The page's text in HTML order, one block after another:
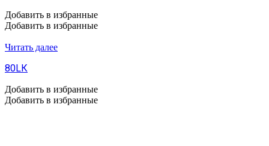
Добавить в избранные
Добавить в избранные
Читать далее
80LК
Добавить в избранные
Добавить в избранные